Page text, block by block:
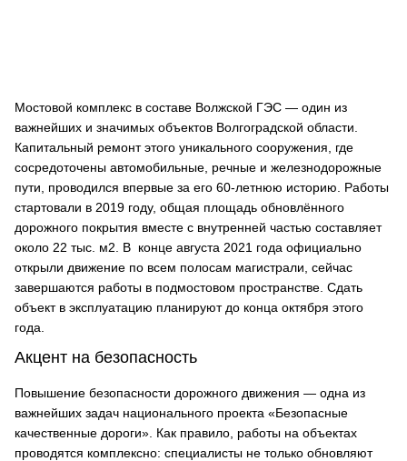
Мостовой комплекс в составе Волжской ГЭС ― один из
важнейших и значимых объектов Волгоградской области.
Капитальный ремонт этого уникального сооружения, где
сосредоточены автомобильные, речные и железнодорожные
пути, проводился впервые за его 60-летнюю историю. Работы
стартовали в 2019 году, общая площадь обновлённого
дорожного покрытия вместе с внутренней частью составляет
около 22 тыс. м2. В конце августа 2021 года официально
открыли движение по всем полосам магистрали, сейчас
завершаются работы в подмостовом пространстве. Сдать
объект в эксплуатацию планируют до конца октября этого
года.
Акцент на безопасность
Повышение безопасности дорожного движения — одна из
важнейших задач национального проекта «Безопасные
качественные дороги». Как правило, работы на объектах
проводятся комплексно: специалисты не только обновляют